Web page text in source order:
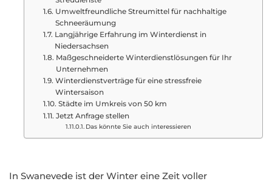
Umweltfreundliche Streumittel für nachhaltige
Schneeräumung
Langjährige Erfahrung im Winterdienst in
Niedersachsen
Maßgeschneiderte Winterdienstlösungen für Ihr
Unternehmen
Winterdienstverträge für eine stressfreie
Wintersaison
Städte im Umkreis von 50 km
Jetzt Anfrage stellen
Das könnte Sie auch interessieren
In Swanevede ist der Winter eine Zeit voller